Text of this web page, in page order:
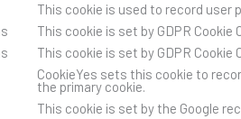
This cookie is used to record user
This cookie is set by GDPR
This cookie is set by GDPR
CookieYes sets this cookie to
the primary cookie.
This cookie is set by the Google